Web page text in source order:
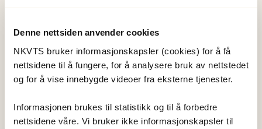
Denne nettsiden anvender cookies
NKVTS bruker informasjonskapsler (cookies) for å få
nettsidene til å fungere, for å analysere bruk av nettstedet
og for å vise innebygde videoer fra eksterne tjenester.
Informasjonen brukes til statistikk og til å forbedre
nettsidene våre. Vi bruker ikke informasjonskapsler til
Wentzel-Larsen, Tore
Forsker emeritus
Vis profil